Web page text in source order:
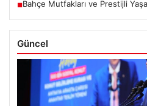
■Bahçe Mutfakları ve Prestijli
Güncel